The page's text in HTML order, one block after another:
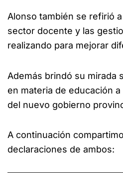
Alonso también se refirió
sector docente y las
realizando para mejorar
Además brindó su mirada
en materia de educación
del nuevo gobierno
A continuación
declaraciones de ambos: